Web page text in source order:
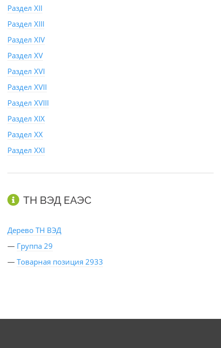
Раздел XII
Раздел XIII
Раздел XIV
Раздел XV
Раздел XVI
Раздел XVII
Раздел XVIII
Раздел XIX
Раздел XX
Раздел XXI
ТН ВЭД ЕАЭС
Дерево ТН ВЭД
— Группа 29
— Товарная позиция 2933